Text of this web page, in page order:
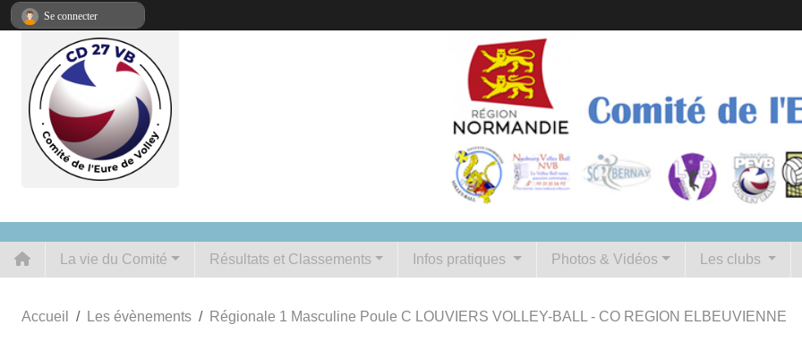
La vie du Comité Résultats et Classements Infos pratiques Photos & Vidéos Les clubs
Accueil Les évènements Régionale 1 Masculine Poule C LOUVIERS VOLLEY-BALL - CO REGION ELBEUVIENNE
Se connecter
Panneau de gestion des cookies